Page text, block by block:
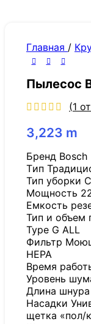
Главная /
Пылесос
(1
3,223 m
Бренд Bosch
Tип
Тип уборки
Мощность
Емкость
Тип и объем
Type G ALL
Фильтр
HEPA
Время
Уровень
Длина
Насадки
щетка «пол/